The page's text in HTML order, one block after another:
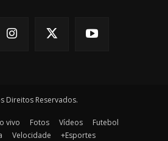
Direitos Reservados.
vivo Fotos Vídeos
Futebol
Velocidade +Esportes